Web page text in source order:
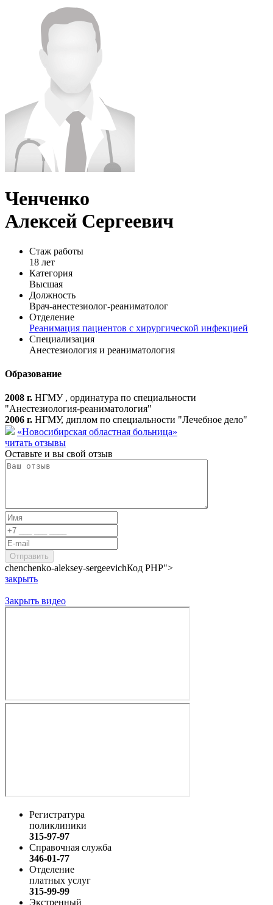
Ченченко
Алексей Сергеевич
Стаж работы
18 лет
Категория
Высшая
Должность
Врач-анестезиолог-реаниматолог
Отделение
Реанимация пациентов с хирургической инфекцией
Специализация
Анестезиология и реаниматология
Образование
2008 г. НГМУ , ординатура по специальности
"Анестезиология-реаниматология"
2006 г. НГМУ, диплом по специальности "Лечебное дело"
«Новосибирская областная больница»
читать отзывы
Оставьте и вы свой отзыв
chenchenko-aleksey-sergeevichКод PHP">
закрыть
Закрыть видео
Регистратура
поликлиники
315-97-97
Справочная служба
346-01-77
Отделение
платных услуг
315-99-99
Экстренный